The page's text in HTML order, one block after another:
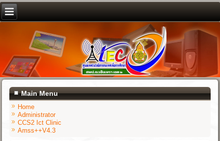
Main Menu
Home
Administrator
CCS2 Ict Clinic
Amss++V4.3